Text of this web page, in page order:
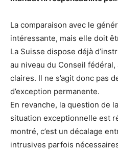
La comparaison avec le
intéressante, mais elle doit
La Suisse dispose déjà
au niveau du Conseil
claires. Il ne s’agit donc pas
d’exception permanente.
En revanche, la question de
situation exceptionnelle est
montré, c’est un décalage
intrusives parfois